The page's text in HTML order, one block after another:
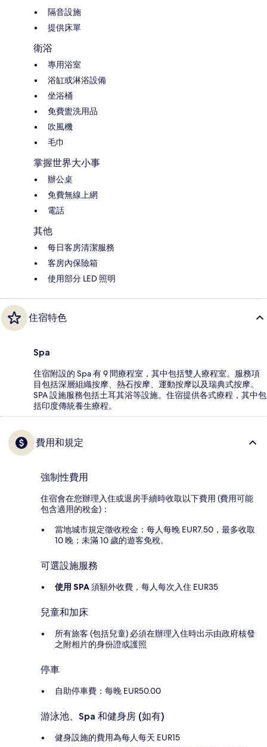
隔音設施
提供床單
衛浴
專用浴室
浴缸或淋浴設備
坐浴桶
免費盥洗用品
吹風機
毛巾
掌握世界大小事
辦公桌
免費無線上網
電話
其他
每日客房清潔服務
客房內保險箱
使用部分 LED 照明
住宿特色
Spa
住宿附設的 Spa 有 9 間療程室，其中包括雙人療程室。服務項
目包括深層組織按摩、熱石按摩、運動按摩以及瑞典式按摩。
SPA 設施服務包括土耳其浴等設施。住宿提供各式療程，其中包
括印度傳統養生療程。
費用和規定
強制性費用
住宿會在您辦理入住或退房手續時收取以下費用 (費用可能
包含適用的稅金)：
當地城市規定徵收稅金：每人每晚 EUR7.50，最多收取
10 晚；未滿 10 歲的遊客免稅。
可選設施服務
使用 SPA須額外收費，每人每次入住 EUR35
兒童和加床
所有旅客 (包括兒童) 必須在辦理入住時出示由政府核發
之附相片的身份證或護照
停車
自助停車費：每晚 EUR50.00
游泳池、Spa 和健身房 (如有)
健身設施的費用為每人每天 EUR15